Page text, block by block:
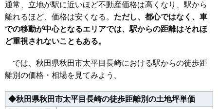
38 川尻御休町 18万円 1,373万円 11.2%
39 保戸野原の町 17万円 1,295万円 12.1%
40 広面 17万円
42 川尻大川町 17万円
44 東通館ノ越 17万円 821万円
通常、立地が駅に近いほど不動産価格は高くなり、駅から
離れるほど、価格は安くなる。 ただし、都心ではなく、車
での移動が中心となるエリアでは、駅からの距離はそれほ
ど重視されないこともある。
では、秋田県秋田市太平目長崎における駅からの徒歩距
離別の価格・相場を見てみよう。
◆秋田県秋田市太平目長崎の徒歩距離別の土地坪単価